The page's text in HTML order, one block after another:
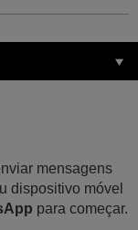
mensagens
dispositivo móvel
para começar.